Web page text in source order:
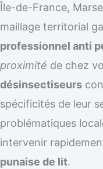
Île-de-France,
maillage territorial
professionnel anti
proximité de chez
désinsectiseurs
spécificités de leur
problématiques
intervenir
punaise de lit.